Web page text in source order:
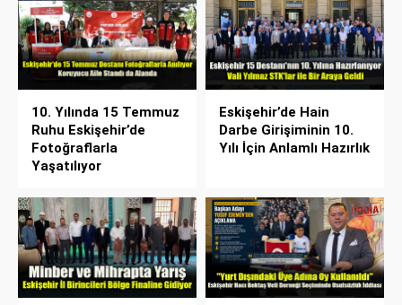
10. Yılında 15 Temmuz
Ruhu Eskişehir’de
Fotoğraflarla
Yaşatılıyor
Eskişehir’de Hain
Darbe Girişiminin 10.
Yılı İçin Anlamlı Hazırlık